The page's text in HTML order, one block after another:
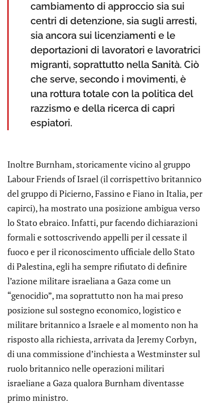
cambiamento di approccio sia sui
centri di detenzione, sia sugli arresti,
sia ancora sui licenziamenti e le
deportazioni di lavoratori e lavoratrici
migranti, soprattutto nella Sanità. Ciò
che serve, secondo i movimenti, è
una rottura totale con la politica del
razzismo e della ricerca di capri
espiatori.
Inoltre Burnham, storicamente vicino al gruppo
Labour Friends of Israel (il corrispettivo britannico
del gruppo di Picierno, Fassino e Fiano in Italia, per
capirci), ha mostrato una posizione ambigua verso
lo Stato ebraico. Infatti, pur facendo dichiarazioni
formali e sottoscrivendo appelli per il cessate il
fuoco e per il riconoscimento ufficiale dello Stato
di Palestina, egli ha sempre rifiutato di definire
l’azione militare israeliana a Gaza come un
“genocidio”, ma soprattutto non ha mai preso
posizione sul sostegno economico, logistico e
militare britannico a Israele e al momento non ha
risposto alla richiesta, arrivata da Jeremy Corbyn,
di una commissione d’inchiesta a Westminster sul
ruolo britannico nelle operazioni militari
israeliane a Gaza qualora Burnham diventasse
primo ministro.